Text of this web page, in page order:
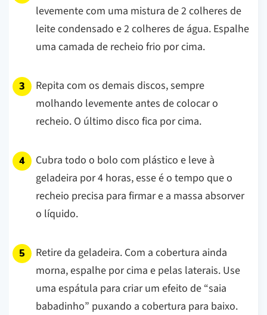
levemente com uma mistura de 2 colheres de
leite condensado e 2 colheres de água. Espalhe
uma camada de recheio frio por cima.
Repita com os demais discos, sempre
molhando levemente antes de colocar o
recheio. O último disco fica por cima.
Cubra todo o bolo com plástico e leve à
geladeira por 4 horas, esse é o tempo que o
recheio precisa para firmar e a massa absorver
o líquido.
Retire da geladeira. Com a cobertura ainda
morna, espalhe por cima e pelas laterais. Use
uma espátula para criar um efeito de “saia
babadinho” puxando a cobertura para baixo.